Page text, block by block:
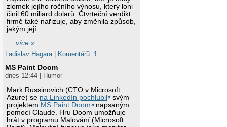
zlomek jejího ročního výnosu, který loni
činil 60 miliard dolarů. Čtvrteční verdikt
firmě také nařizuje, aby změnila způsob,
jakým její
…více »
Ladislav Hagara
Komentářů: 1
MS Paint Doom
dnes 12:44 | Humor
Mark Russinovich (CTO v Microsoft
Azure) se na LinkedIn pochlubil
svým
projektem MS Paint Doom
napsaným
pomocí Claude. Hru Doom umožňuje
hrát v programu Malování (Microsoft